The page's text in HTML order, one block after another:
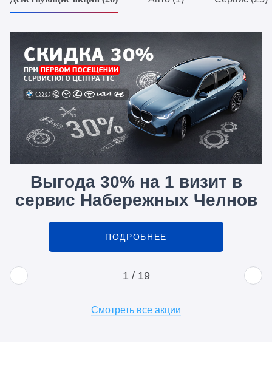
Выгода 30% на 1 визит в
сервис Набережных Челнов
ПОДРОБНЕЕ
1 / 19
Смотреть все акции